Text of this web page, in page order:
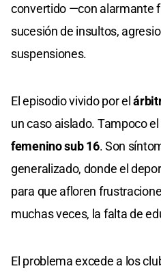
convertido —con alarmante
sucesión de insultos,
suspensiones.
El episodio vivido por el
un caso aislado. Tampoco
femenino sub 16. Son
generalizado, donde el
para que afloren
muchas veces, la falta de
El problema excede a los